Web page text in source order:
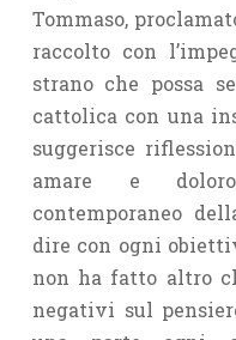
Tommaso,
raccolto con
strano che possa
cattolica con una
suggerisce
amare e
contemporaneo
dire con ogni
non ha fatto altro
negativi sul